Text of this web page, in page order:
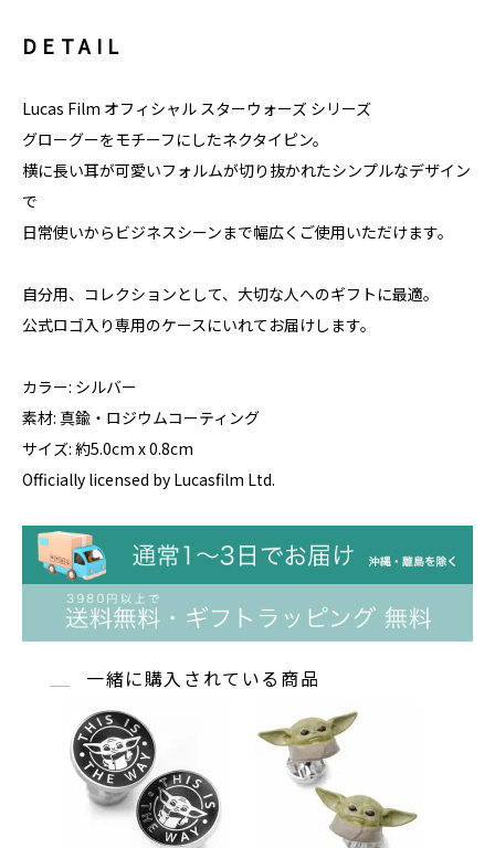
DETAIL
Lucas Film オフィシャル スターウォーズ シリーズ
グローグーをモチーフにしたネクタイピン。
横に長い耳が可愛いフォルムが切り抜かれたシンプルなデザイン
で
日常使いからビジネスシーンまで幅広くご使用いただけます。
自分用、コレクションとして、大切な人へのギフトに最適。
公式ロゴ入り専用のケースにいれてお届けします。
カラー: シルバー
素材: 真鍮・ロジウムコーティング
サイズ: 約5.0cm x 0.8cm
Officially licensed by Lucasfilm Ltd.
一緒に購入されている商品